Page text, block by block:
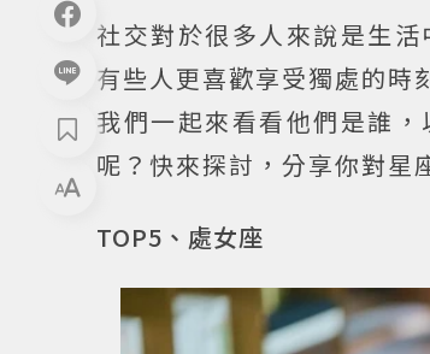
社交對於很多人來說是生
有些人更喜歡享受獨處的時
我們一起來看看他們是誰
呢？快來探討，分享你對星
TOP5、處女座